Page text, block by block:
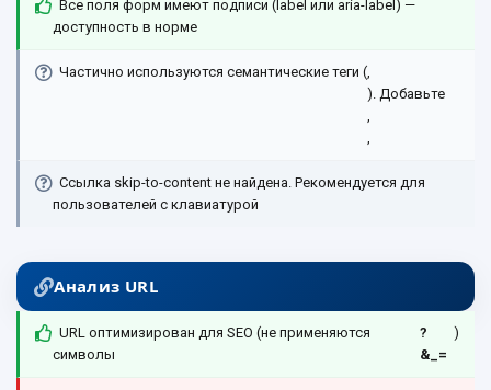
Все поля форм имеют подписи (label или aria-label) —
доступность в норме
Частично используются семантические теги (,
). Добавьте
,
,
Ссылка skip-to-content не найдена. Рекомендуется для
пользователей с клавиатурой
Анализ URL
URL оптимизирован для SEO (не применяются
символы
?
&_=
)